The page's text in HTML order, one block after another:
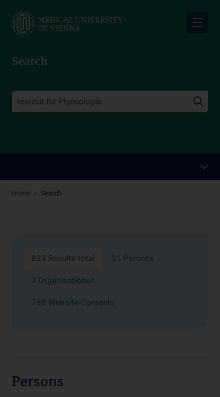
main
Search
Home Search
823 Results total 31 Persons
3 Organisationen
789 Website-Contents
Persons